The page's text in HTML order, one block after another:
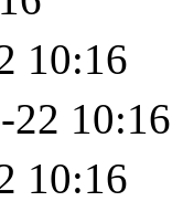
10:16
22 10:16
10:16